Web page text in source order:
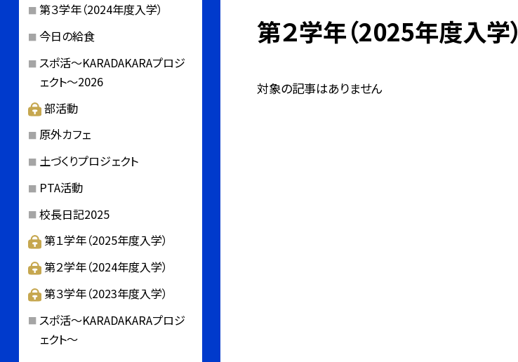
第２学年（2025年度入学）
対象の記事はありません
第３学年（2024年度入学）
今日の給食
スポ活～KARADAKARAプロジ
ェクト～2026
部活動
原外カフェ
土づくりプロジェクト
PTA活動
校長日記2025
第１学年（2025年度入学）
第２学年（2024年度入学）
第３学年（2023年度入学）
スポ活～KARADAKARAプロジ
ェクト～